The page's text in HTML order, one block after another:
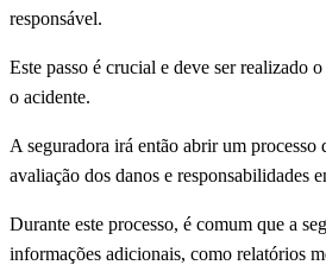
responsável.
Este passo é crucial e deve ser realizado
o acidente.
A seguradora irá então abrir um processo
avaliação dos danos e responsabilidades
Durante este processo, é comum que a
informações adicionais, como relatórios